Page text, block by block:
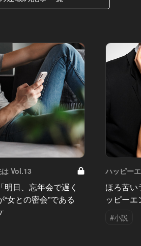
Vol.13
明日、忘年会で遅く
女との密会”である
ハッピー
ほろ苦
ッピー
#小説